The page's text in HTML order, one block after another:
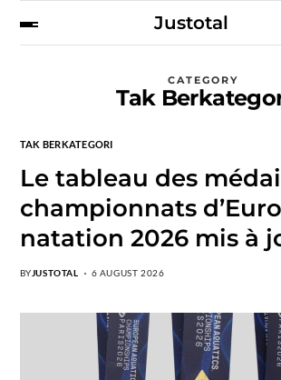
Justotal
CATEGORY
Tak
TAK BERKATEGORI
Le tableau des
championnats
natation 2026 mis à
BY JUSTOTAL 6 AUGUST 2026